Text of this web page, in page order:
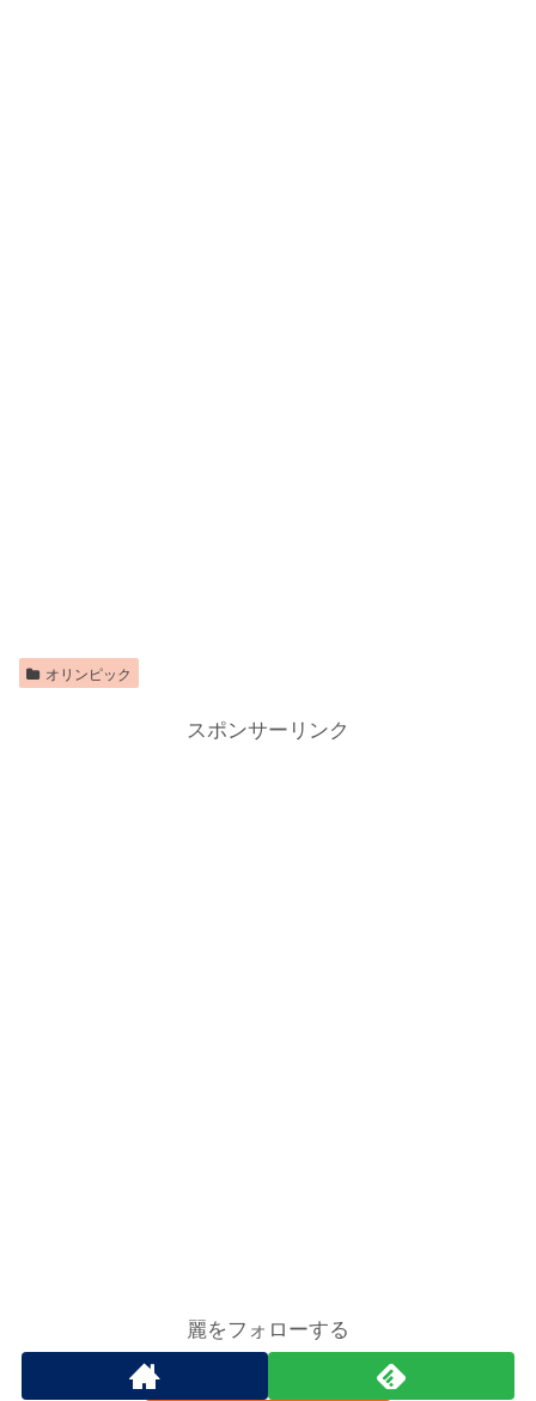
オリンピック
スポンサーリンク
麗をフォローする